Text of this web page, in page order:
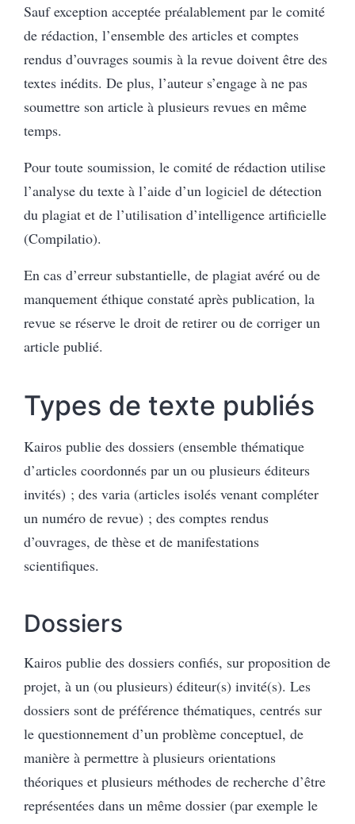
Sauf exception acceptée préalablement par le comité
de rédaction, l’ensemble des articles et comptes
rendus d’ouvrages soumis à la revue doivent être des
textes inédits. De plus, l’auteur s’engage à ne pas
soumettre son article à plusieurs revues en même
temps.
Pour toute soumission, le comité de rédaction utilise
l’analyse du texte à l’aide d’un logiciel de détection
du plagiat et de l’utilisation d’intelligence artificielle
(Compilatio).
En cas d’erreur substantielle, de plagiat avéré ou de
manquement éthique constaté après publication, la
revue se réserve le droit de retirer ou de corriger un
article publié.
Types de texte publiés
Kairos publie des dossiers (ensemble thématique
d’articles coordonnés par un ou plusieurs éditeurs
invités) ; des varia (articles isolés venant compléter
un numéro de revue) ; des comptes rendus
d’ouvrages, de thèse et de manifestations
scientifiques.
Dossiers
Kairos publie des dossiers confiés, sur proposition de
projet, à un (ou plusieurs) éditeur(s) invité(s). Les
dossiers sont de préférence thématiques, centrés sur
le questionnement d’un problème conceptuel, de
manière à permettre à plusieurs orientations
théoriques et plusieurs méthodes de recherche d’être
représentées dans un même dossier (par exemple le